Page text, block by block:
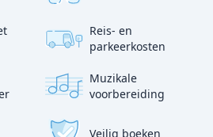
p
Reis- en
parkeerkosten
Muzikale
voorbereiding
Veilig boeken